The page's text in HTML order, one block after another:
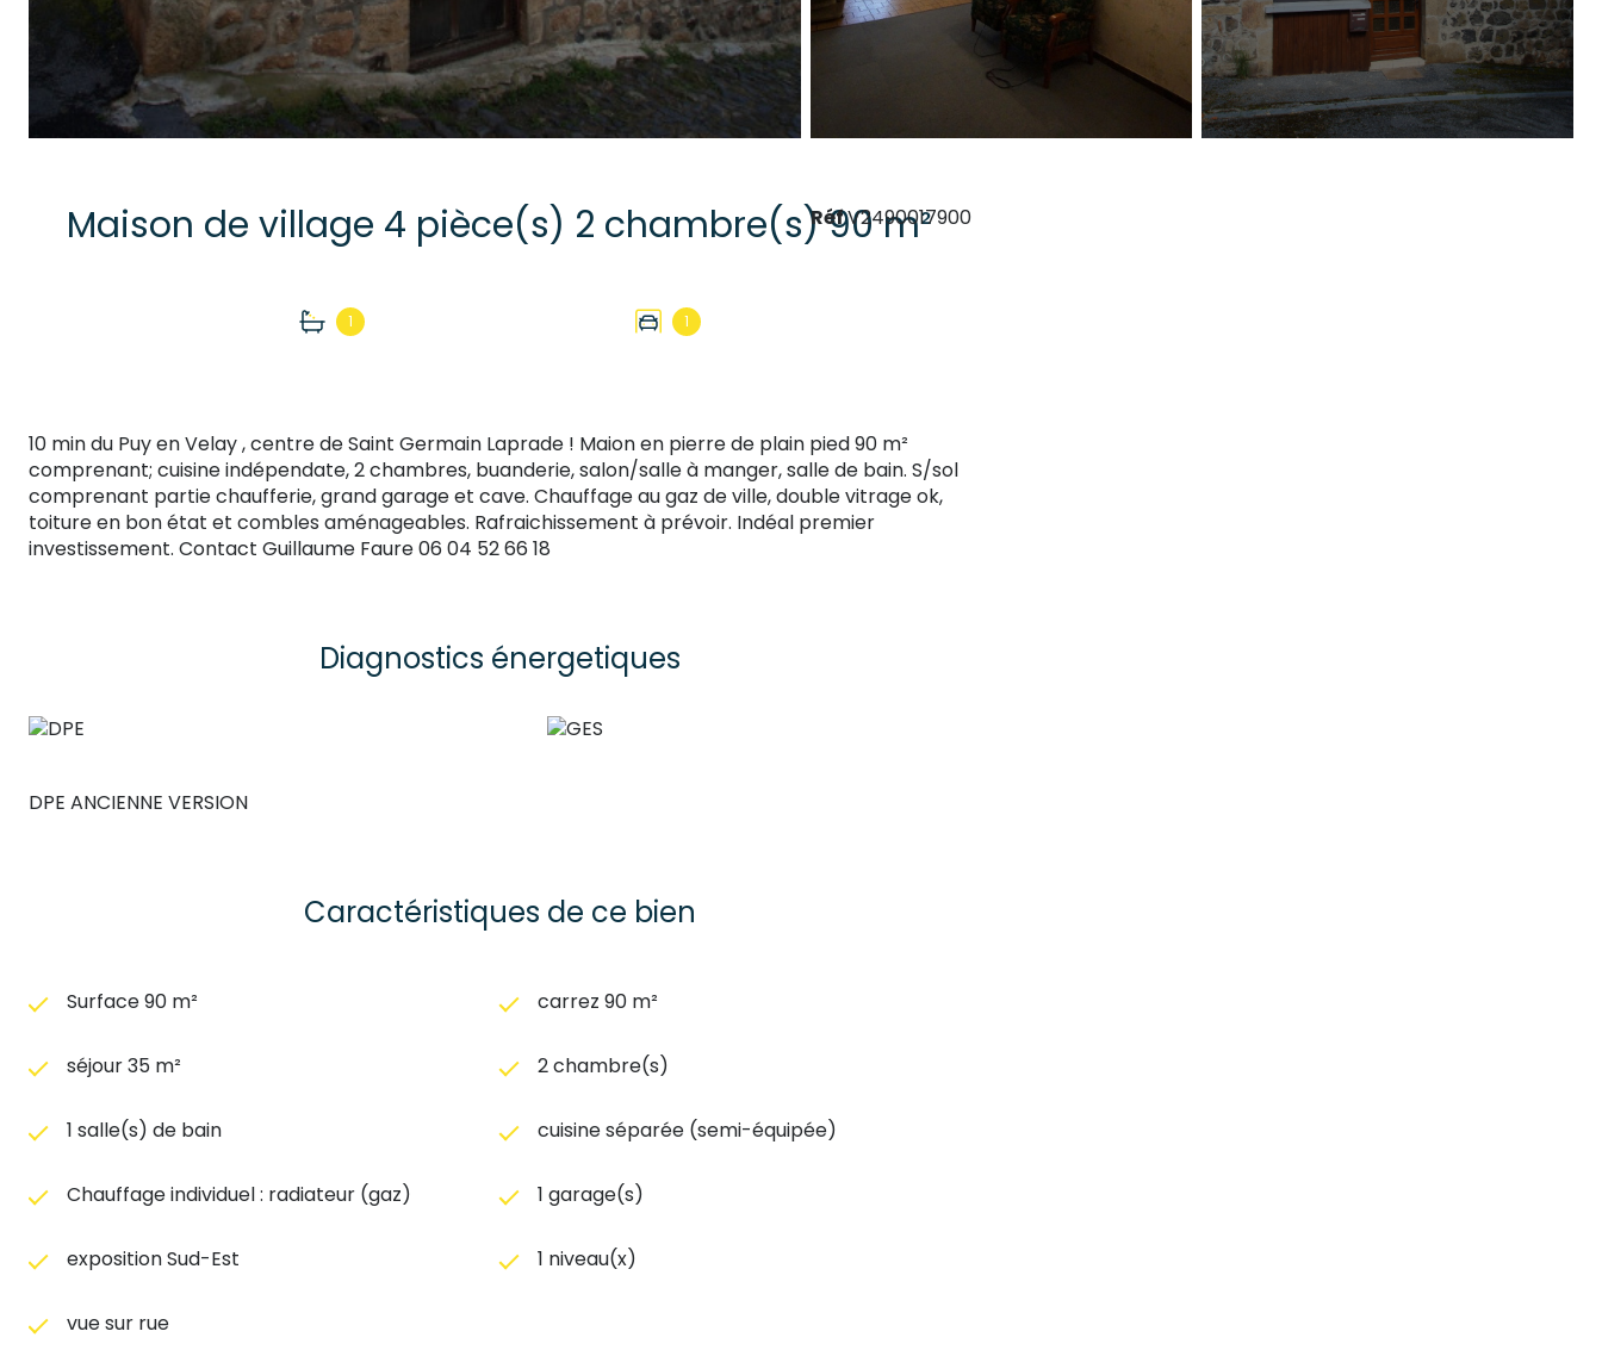
Maison de village 4 pièce(s) 2 chambre(s) 90 m²
1 1
RéfV2490017900
10 min du Puy en Velay , centre de Saint Germain Laprade ! Maion en pierre de plain pied 90 m²
comprenant; cuisine indépendate, 2 chambres, buanderie, salon/salle à manger, salle de bain. S/sol
comprenant partie chaufferie, grand garage et cave. Chauffage au gaz de ville, double vitrage ok,
toiture en bon état et combles aménageables. Rafraichissement à prévoir. Indéal premier
investissement. Contact Guillaume Faure 06 04 52 66 18
Diagnostics énergetiques
DPE ANCIENNE VERSION
Caractéristiques de ce bien
Surface 90 m² carrez 90 m²
séjour 35 m² 2 chambre(s)
1 salle(s) de bain cuisine séparée (semi-équipée)
Chauffage individuel : radiateur (gaz) 1 garage(s)
exposition Sud-Est 1 niveau(x)
vue sur rue